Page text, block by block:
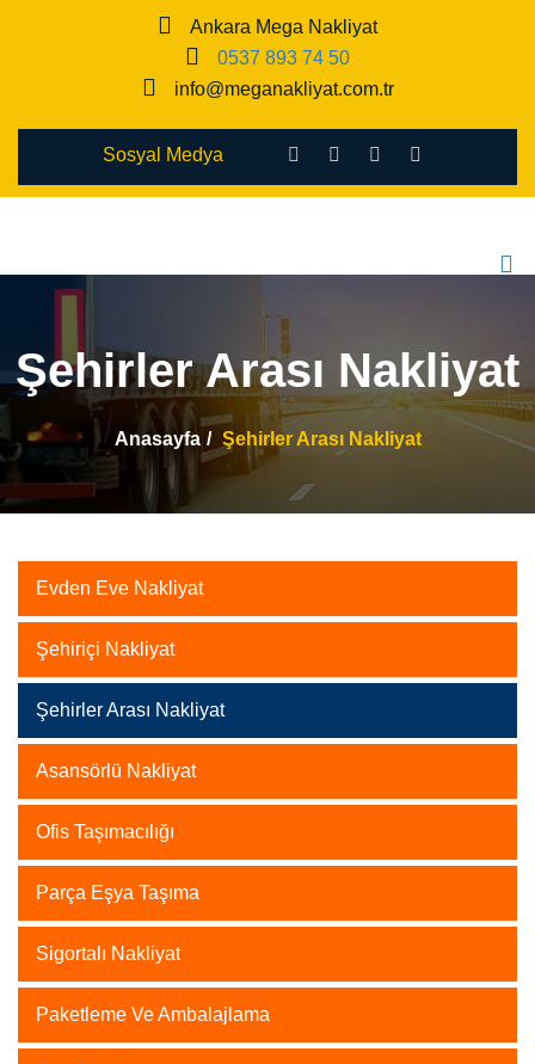
Ankara Mega Nakliyat
0537 893 74 50
info@meganakliyat.com.tr
Sosyal Medya
Şehirler Arası Nakliyat
Anasayfa Şehirler Arası Nakliyat
Evden Eve Nakliyat
Şehiriçi Nakliyat
Şehirler Arası Nakliyat
Asansörlü Nakliyat
Ofis Taşımacılığı
Parça Eşya Taşıma
Sigortalı Nakliyat
Paketleme Ve Ambalajlama